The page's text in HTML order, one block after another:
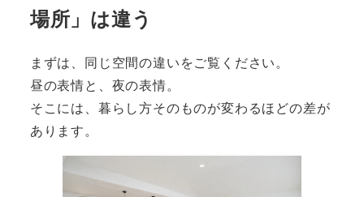
場所」は違う
まずは、同じ空間の違いをご覧ください。
昼の表情と、夜の表情。
そこには、暮らし方そのものが変わるほどの差が
あります。